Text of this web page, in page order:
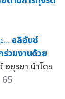
อลิอันซ์
วมงานด้วย
ยุธยา นำโดย
65